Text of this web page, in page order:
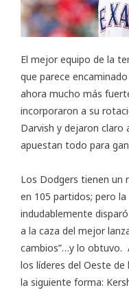
El mejor equipo de la
que parece
ahora mucho más
incorporaron a su
Darvish y dejaron claro
apuestan todo para
Los Dodgers tienen un
en 105 partidos; pero
indudablemente
a la caza del mejor
cambios”…y lo obtuvo.
los líderes del Oeste
la siguiente forma: